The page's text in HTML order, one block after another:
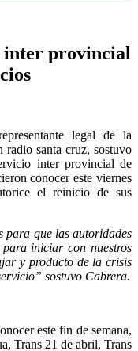
inter provincial
legal de la
radio santa cruz, sostuvo
inter provincial de
conocer este viernes
el reinicio de sus
para que las autoridades
iniciar con nuestros
y producto de la crisis
sostuvo Cabrera.
este fin de semana,
Trans 21 de abril, Trans